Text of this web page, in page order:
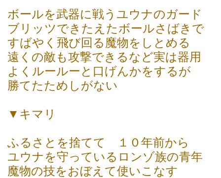
ボールを武器に戦うユウナのガード
ブリッツできたえたボールさばきで
すばやく飛び回る魔物をしとめる
遠くの敵も攻撃できるなど実は器用
よくルールーと口げんかをするが
勝てたためしがない
▼キマリ
ふるさとを捨てて １０年前から
ユウナを守っているロンゾ族の青年
魔物の技をおぼえて使いこなす